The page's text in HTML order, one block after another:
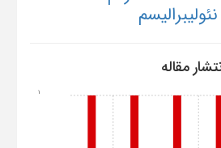
نئولیبرالیسم
مقاله
1